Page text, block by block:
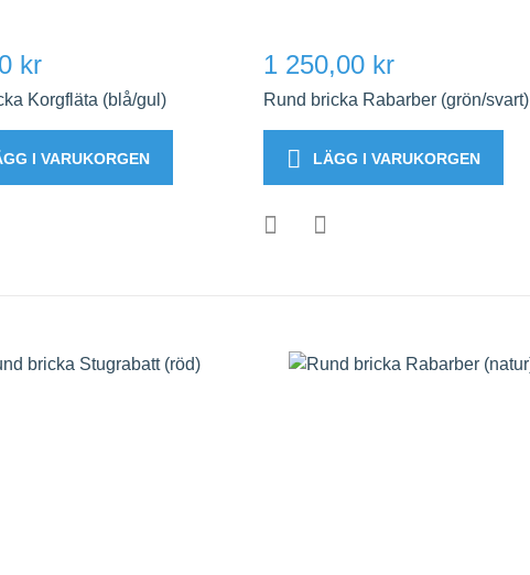
kr
Korgfläta (blå/gul)
I VARUKORGEN
1 250,00 kr
Rund bricka Rabarber (grön/svart)
LÄGG I VARUKORGEN